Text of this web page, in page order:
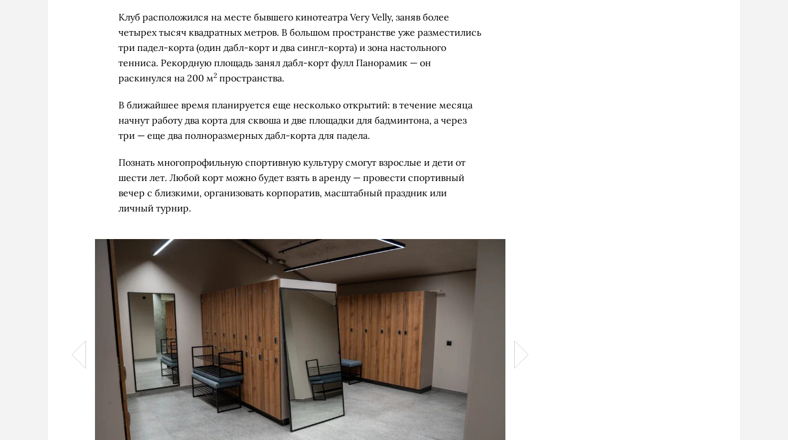
Клуб расположился на месте бывшего кинотеатра Very Velly, заняв более
четырех тысяч квадратных метров. В большом пространстве уже разместились
три падел-корта (один дабл-корт и два сингл-корта) и зона настольного
тенниса. Рекордную площадь занял дабл-корт фулл Панорамик — он
раскинулся на 200 м2 пространства.
В ближайшее время планируется еще несколько открытий: в течение месяца
начнут работу два корта для сквоша и две площадки для бадминтона, а через
три — еще два полноразмерных дабл-корта для падела.
Познать многопрофильную спортивную культуру смогут взрослые и дети от
шести лет. Любой корт можно будет взять в аренду — провести спортивный
вечер с близкими, организовать корпоратив, масштабный праздник или
личный турнир.